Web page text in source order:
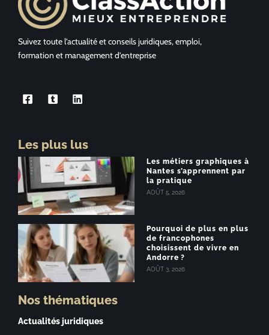
Suivez toute l’actualité et conseils juridiques, emploi,
formation et management d’entreprise
Les plus lus
Les métiers graphiques à
Nantes s’apprennent par
la pratique
AOÛT 5, 2026
Pourquoi de plus en plus
de francophones
choisissent de vivre en
Andorre ?
AOÛT 3, 2026
Nos thématiques
Actualités juridiques